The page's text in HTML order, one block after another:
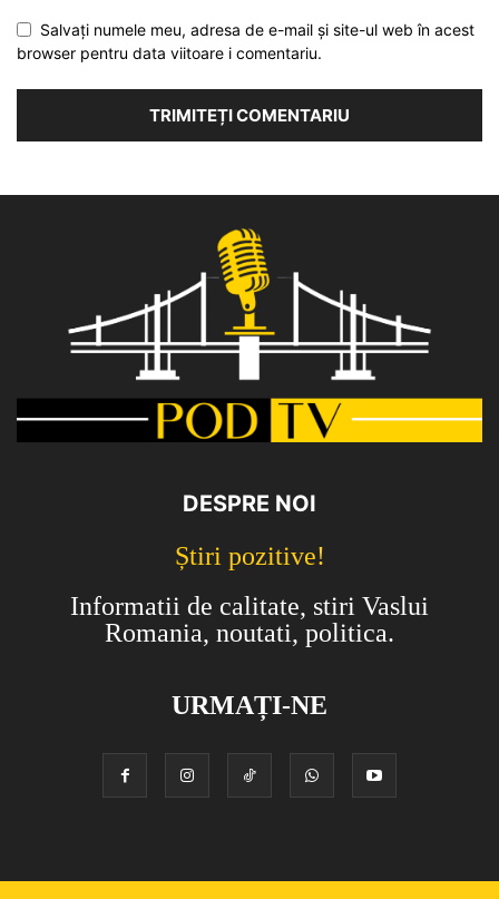
Salvați numele meu, adresa de e-mail și site-ul web în acest
browser pentru data viitoare i comentariu.
DESPRE NOI
Știri pozitive!
Informatii de calitate, stiri Vaslui
Romania, noutati, politica.
URMAȚI-NE